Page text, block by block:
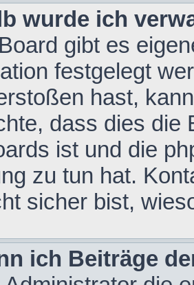
wurde ich
gibt es
festgelegt
hast,
dass dies die
ist und die
zu tun hat.
sicher bist,
ich Beiträge